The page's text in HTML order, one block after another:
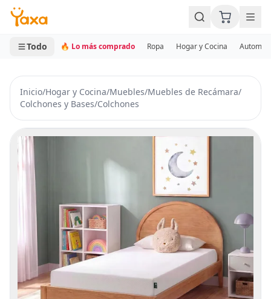
MINI CARRITO
0 productos
Todo 🔥 Lo más comprado Ropa Hogar y Cocina
Inicio/Hogar y Cocina/Muebles/Muebles de Recámara/
Colchones y Bases/Colchones